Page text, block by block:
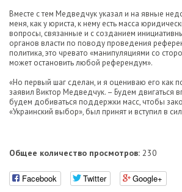
Вместе с тем Медведчук указал и на явные
меня, как у юриста, к нему есть масса
вопросы, связанные и с созданием
органов власти по поводу проведения
политика, это чревато «манипуляциями со
может остановить любой референдум».
«Но первый шаг сделан, и я оцениваю его как
заявил Виктор Медведчук. – Будем двигаться
будем добиваться поддержки масс, чтобы
«Украинский выбор», был принят и вступил в
Общее количество просмотров: 230
Facebook Twitter Google+